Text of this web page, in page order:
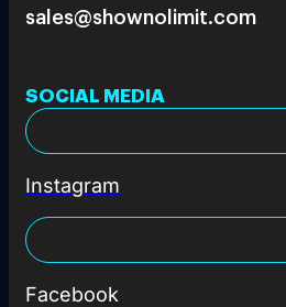
sales@shownolimit.com
SOCIAL MEDIA
Instagram
Facebook